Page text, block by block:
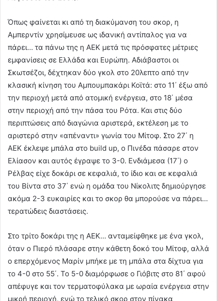
Όπως φαίνεται κι από τη διακύμανση του σκορ, η
Αμπερντίν χρησίμευσε ως ιδανική αντίπαλος για να
πάρει… τα πάνω της η ΑΕΚ μετά τις πρόσφατες μέτριες
εμφανίσεις σε Ελλάδα και Ευρώπη. Αδιάβαστοι οι
Σκωτσέζοι, δέχτηκαν δύο γκολ στο 20λεπτο από την
κλασική κίνηση του Αμπουμπακάρι Κοϊτά: στο 11΄ έξω από
την περιοχή μετά από ατομική ενέργεια, στο 18΄ μέσα
στην περιοχή από την πάσα του Ρότα. Και στις δύο
περιπτώσεις από διαγώνια αριστερά, εκτέλεση με το
αριστερό στην «απέναντι» γωνία του Μίτοφ. Στο 27΄ η
ΑΕΚ έκλεψε μπάλα στο build up, ο Πινέδα πάσαρε στον
Ελίασον και αυτός έγραψε το 3-0. Ενδιάμεσα (17΄) ο
Ρέλβας είχε δοκάρι σε κεφαλιά, το ίδιο και σε κεφαλιά
του Βίντα στο 37΄ ενώ η ομάδα του Νίκολιτς δημιούργησε
ακόμα 2-3 ευκαιρίες και το σκορ θα μπορούσε να πάρει…
τερατώδεις διαστάσεις.
Στο τρίτο δοκάρι της η ΑΕΚ… ανταμείφθηκε με ένα γκολ,
όταν ο Πιερό πλάσαρε στην κάθετη δοκό του Μίτοφ, αλλά
ο επερχόμενος Μαρίν μπήκε με τη μπάλα στα δίχτυα για
το 4-0 στο 55΄. Το 5-0 διαμόρφωσε ο Γιόβιτς στο 81΄ αφού
απέφυγε και τον τερματοφύλακα με ωραία ενέργεια στην
μικρή περιοχή, ενώ το τελικό σκορ στον πίνακα